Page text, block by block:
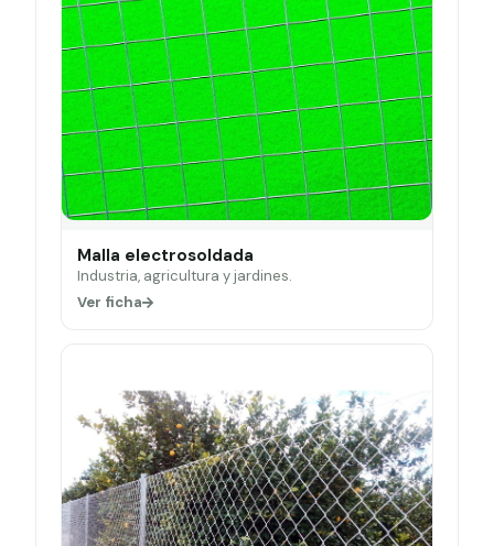
Malla electrosoldada
Industria, agricultura y jardines.
Ver ficha